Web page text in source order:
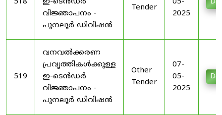
വിജ്ഞാപനം -
പുനലൂർ ഡിവിഷൻ
Tender
2025
519
വനവൽക്കരണ
പ്രവൃത്തികൾക്കുള്ള
ഇ-ടെൻഡർ
വിജ്ഞാപനം -
പുനലൂർ ഡിവിഷൻ
Other
Tender
07-
05-
2025